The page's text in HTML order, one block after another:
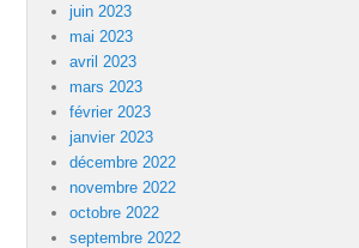
juin 2023
mai 2023
avril 2023
mars 2023
février 2023
janvier 2023
décembre 2022
novembre 2022
octobre 2022
septembre 2022